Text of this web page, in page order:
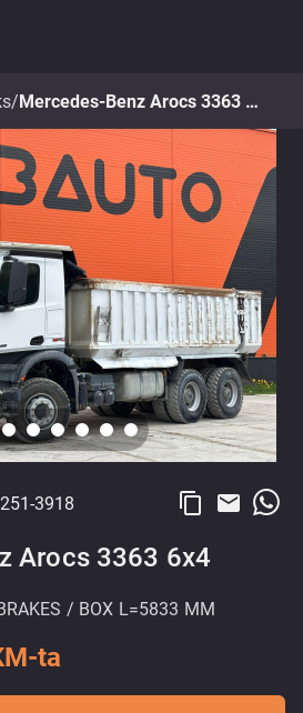
/ Mercedes-Benz Arocs 3363 6x4
3918 content_copy email
Arocs 3363 6x4
/ BOX L=5833 MM
ta